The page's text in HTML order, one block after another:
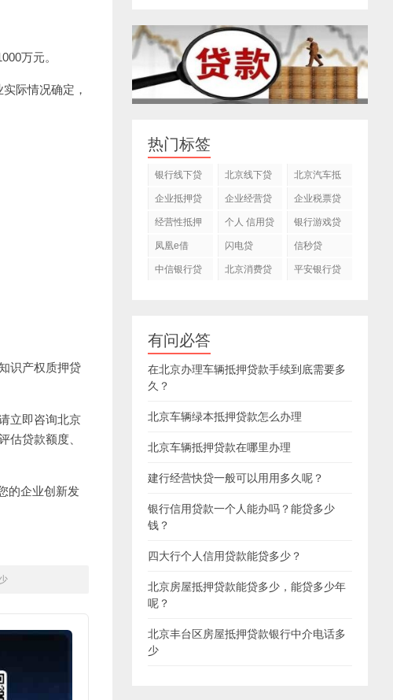
万元。
际情况确定，
识产权质押贷
立即咨询北京
估贷款额度、
的企业创新发
热门标签
银行线下贷
款
北京线下贷
款
北京汽车抵
押贷款公司
企业抵押贷
款
企业经营贷
款
企业税票贷
经营性抵押
贷款
个人 信用贷
款
银行游戏贷
款
凤凰e借 闪电贷 信秒贷
中信银行贷
北京消费贷
平安银行贷
有问必答
在北京办理车辆抵押贷款手续到底需要多
久？
北京车辆绿本抵押贷款怎么办理
北京车辆抵押贷款在哪里办理
建行经营快贷一般可以用用多久呢？
银行信用贷款一个人能办吗？能贷多少
钱？
四大行个人信用贷款能贷多少？
北京房屋抵押贷款能贷多少，能贷多少年
呢？
北京丰台区房屋抵押贷款银行中介电话多
少